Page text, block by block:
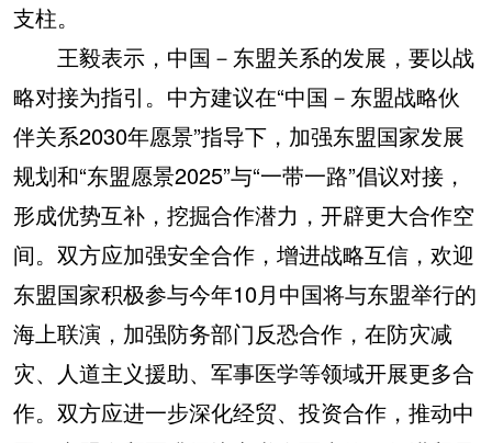
支柱。
王毅表示，中国－东盟关系的发展，要以战
略对接为指引。中方建议在“中国－东盟战略伙
伴关系2030年愿景”指导下，加强东盟国家发展
规划和“东盟愿景2025”与“一带一路”倡议对接，
形成优势互补，挖掘合作潜力，开辟更大合作空
间。双方应加强安全合作，增进战略互信，欢迎
东盟国家积极参与今年10月中国将与东盟举行的
海上联演，加强防务部门反恐合作，在防灾减
灾、人道主义援助、军事医学等领域开展更多合
作。双方应进一步深化经贸、投资合作，推动中